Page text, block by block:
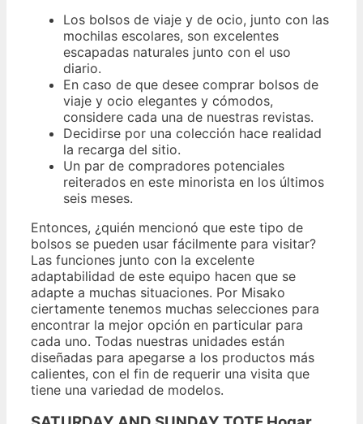
Los bolsos de viaje y de ocio, junto con las
mochilas escolares, son excelentes
escapadas naturales junto con el uso
diario.
En caso de que desee comprar bolsos de
viaje y ocio elegantes y cómodos,
considere cada una de nuestras revistas.
Decidirse por una colección hace realidad
la recarga del sitio.
Un par de compradores potenciales
reiterados en este minorista en los últimos
seis meses.
Entonces, ¿quién mencionó que este tipo de
bolsos se pueden usar fácilmente para visitar?
Las funciones junto con la excelente
adaptabilidad de este equipo hacen que se
adapte a muchas situaciones. Por Misako
ciertamente tenemos muchas selecciones para
encontrar la mejor opción en particular para
cada uno. Todas nuestras unidades están
diseñadas para apegarse a los productos más
calientes, con el fin de requerir una visita que
tiene una variedad de modelos.